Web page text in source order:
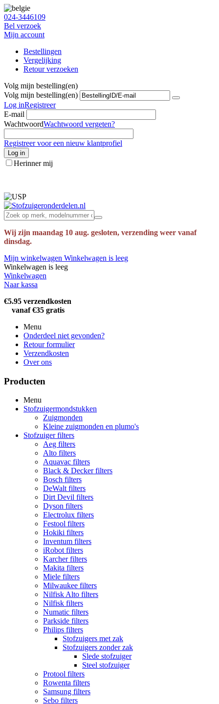
024-3446109
Bel verzoek
Mijn account
Bestellingen
Vergelijking
Retour verzoeken
Volg mijn bestelling(en)
Volg mijn bestelling(en)
Log inRegistreer
E-mail
WachtwoordWachtwoord vergeten?
Registreer voor een nieuw klantprofiel
Log in
Herinner mij
Wij zijn maandag 10 aug. gesloten, verzending weer vanaf
dinsdag.
Mijn winkelwagen Winkelwagen is leeg
Winkelwagen is leeg
Winkelwagen
Naar kassa
€5.95 verzendkosten
vanaf €35 gratis
Menu
Onderdeel niet gevonden?
Retour formulier
Verzendkosten
Over ons
Producten
Menu
Stofzuigermondstukken
Zuigmonden
Kleine zuigmonden en plumo's
Stofzuiger filters
Aeg filters
Alto filters​
Aquavac filters
Black & Decker filters
Bosch filters
DeWalt filters
Dirt Devil filters
Dyson filters
Electrolux filters
Festool filters
Hokiki filters
Inventum filters
iRobot filters
Karcher filters
Makita filters
Miele filters
Milwaukee filters
Nilfisk Alto filters
Nilfisk filters
Numatic filters
Parkside filters
Philips filters
Stofzuigers met zak
Stofzuigers zonder zak
Slede stofzuiger
Steel stofzuiger
Protool filters
Rowenta filters
Samsung filters
Sebo filters